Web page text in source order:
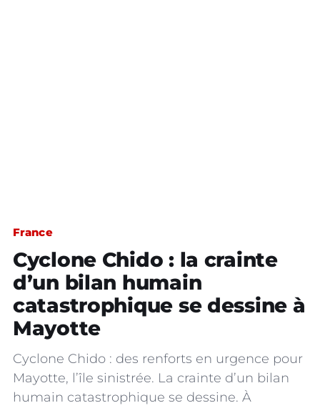
France
Cyclone Chido : la crainte
d’un bilan humain
catastrophique se dessine à
Mayotte
Cyclone Chido : des renforts en urgence pour
Mayotte, l’île sinistrée. La crainte d’un bilan
humain catastrophique se dessine. À